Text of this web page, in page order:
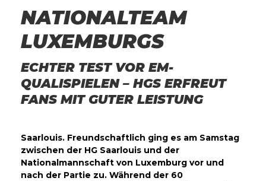
NATIONALTEAM
LUXEMBURGS
ECHTER TEST VOR EM-
QUALISPIELEN – HGS ERFREUT
FANS MIT GUTER LEISTUNG
Saarlouis. Freundschaftlich ging es am Samstag
zwischen der HG Saarlouis und der
Nationalmannschaft von Luxemburg vor und
nach der Partie zu. Während der 60